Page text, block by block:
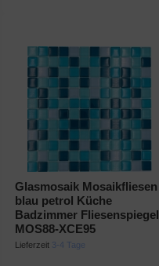
Glasmosaik Mosaikfliesen
blau petrol Küche
Badzimmer Fliesenspiegel
MOS88-XCE95
Lieferzeit 3-4 Tage